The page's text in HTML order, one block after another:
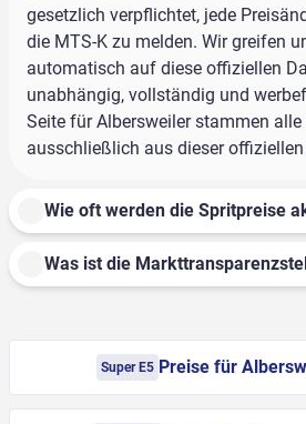
gesetzlich verpflichtet, jede
die MTS-K zu melden. Wir greifen
automatisch auf diese offiziellen
unabhängig, vollständig und
Seite für Albersweiler stammen alle
ausschließlich aus dieser offiziellen
Wie oft werden die Spritpreise
Was ist die
Super E5 Preise für